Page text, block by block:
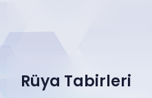
Rüya Tabirleri